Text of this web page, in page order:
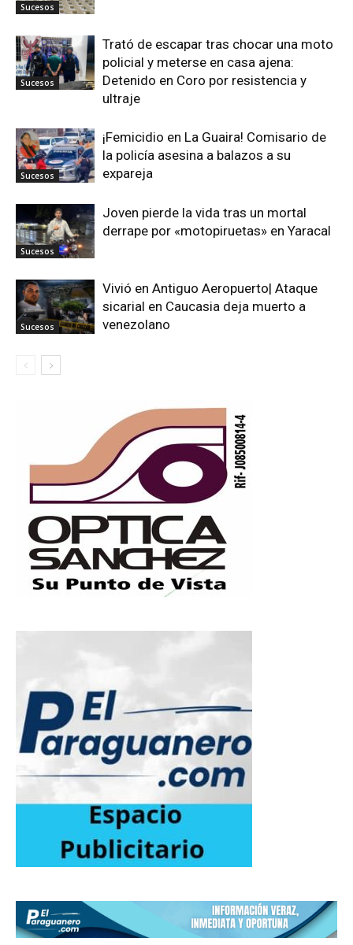
Sucesos
Sucesos
Trató de escapar tras chocar una moto
policial y meterse en casa ajena:
Detenido en Coro por resistencia y
ultraje
Sucesos
¡Femicidio en La Guaira! Comisario de
la policía asesina a balazos a su
expareja
Sucesos
Joven pierde la vida tras un mortal
derrape por «motopiruetas» en Yaracal
Sucesos
Vivió en Antiguo Aeropuerto| Ataque
sicarial en Caucasia deja muerto a
venezolano